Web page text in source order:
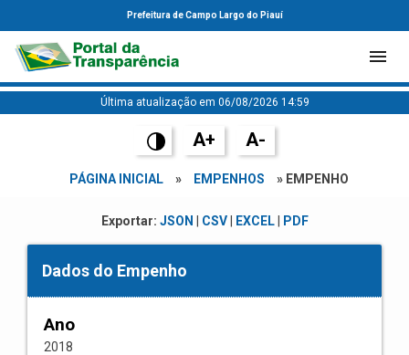
Prefeitura de Campo Largo do Piauí
Última atualização em 06/08/2026 14:59
A+ A-
PÁGINA INICIAL » EMPENHOS » EMPENHO
Exportar: JSON CSV| EXCEL| PDF
Dados do Empenho
Ano
2018